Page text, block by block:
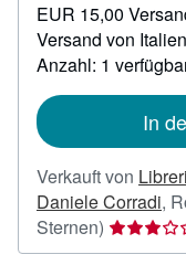
83,00
EUR 15,00
Versand von
Anzahl: 1
In
Verkauft von
Daniele Corradi,
Sternen)
3